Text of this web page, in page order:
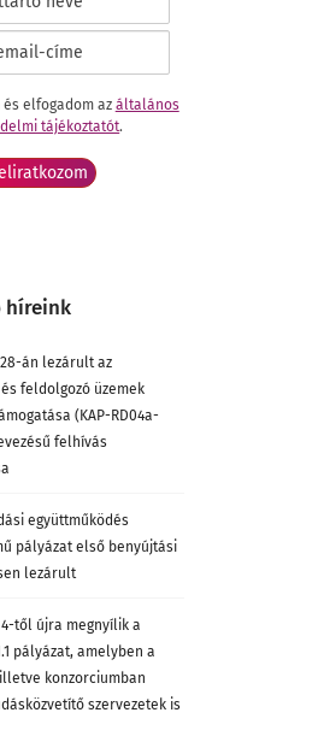
és elfogadom az általános
tájékoztatót.
híreink
án lezárult az
feldolgozó üzemek
(KAP-RD04a-
felhívás
együttműködés
pályázat első benyújtási
lezárult
től újra megnyílik a
pályázat, amelyben a
konzorciumban
szervezetek is